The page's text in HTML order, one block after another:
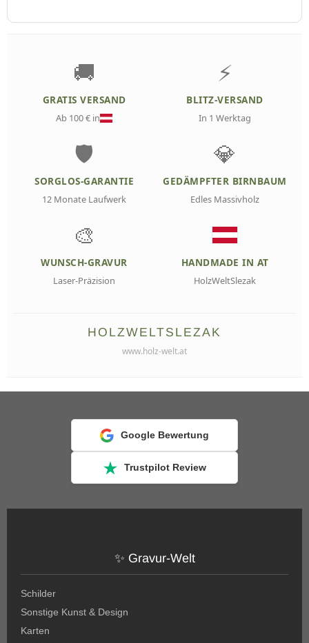
🚚
GRATIS VERSAND
Ab 100 € in
⚡
BLITZ-VERSAND
In 1 Werktag
🛡️
SORGLOS-GARANTIE
12 Monate Laufwerk
💎
GEDÄMPFTER BIRNBAUM
Edles Massivholz
🎨
WUNSCH-GRAVUR
Laser-Präzision
HANDMADE IN AT
HolzWeltSlezak
HOLZWELTSLEZAK
www.holz-welt.at
Google Bewertung
Trustpilot Review
✨ Gravur-Welt
Schilder
Sonstige Kunst & Design
Karten